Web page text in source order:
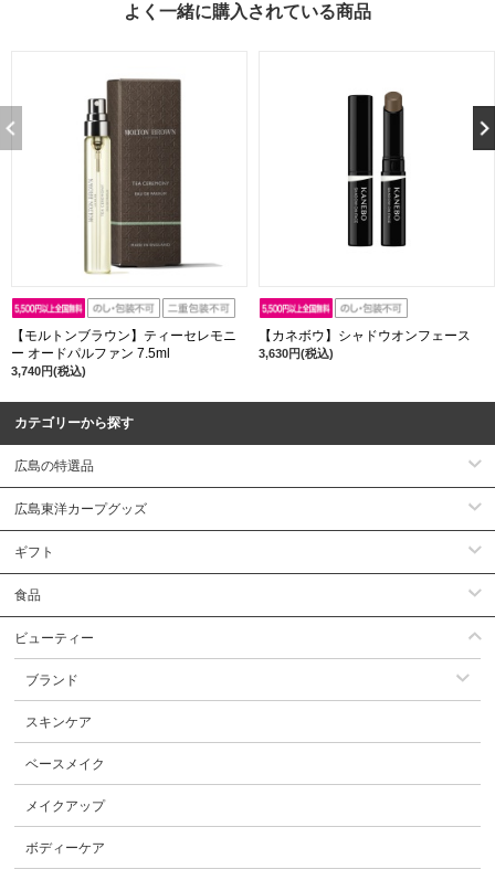
よく一緒に購入されている商品
【モルトンブラウン】ティーセレモニ
ー オードパルファン 7.5ml
3,740円(税込)
【カネボウ】シャドウオンフェース
3,630円(税込)
カテゴリーから探す
広島の特選品
広島東洋カープグッズ
ギフト
食品
ビューティー
ブランド
スキンケア
ベースメイク
メイクアップ
ボディーケア